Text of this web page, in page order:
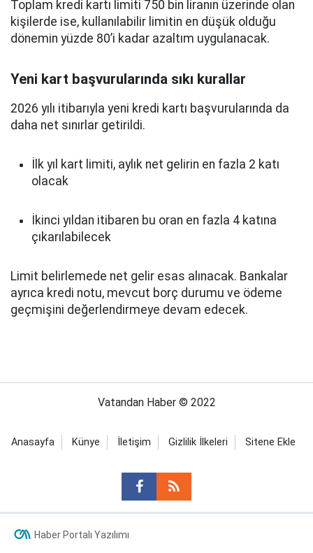
Toplam kredi kartı limiti 750 bin liranın üzerinde olan
kişilerde ise, kullanılabilir limitin en düşük olduğu
dönemin yüzde 80’i kadar azaltım uygulanacak.
Yeni kart başvurularında sıkı kurallar
2026 yılı itibarıyla yeni kredi kartı başvurularında da
daha net sınırlar getirildi.
İlk yıl kart limiti, aylık net gelirin en fazla 2 katı
olacak
İkinci yıldan itibaren bu oran en fazla 4 katına
çıkarılabilecek
Limit belirlemede net gelir esas alınacak. Bankalar
ayrıca kredi notu, mevcut borç durumu ve ödeme
geçmişini değerlendirmeye devam edecek.
Vatandan Haber © 2022
Anasayfa Künye İletişim Gizlilik İlkeleri Sitene Ekle
Haber Portalı Yazılımı